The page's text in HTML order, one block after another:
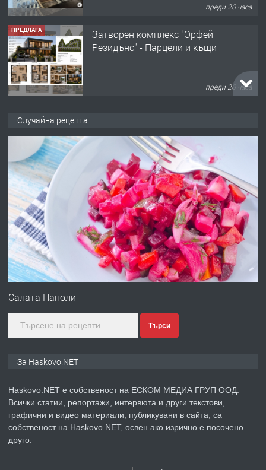
преди 20 часа
ПРЕДЛАГА
Затворен комплекс "Орфей
Резидънс" - Парцели и къщи
преди 20 часа
537 426
преди 20 часа
ПРЕДЛАГА
Давам обзаведено жилище за жена
без брокери 0889 537 426
преди 20 часа
ПРЕДЛАГА Под НАЕМ двустаен Орфей
преди 3 дни
ПРЕДЛАГА
🔑 ОБЗАВЕДЕНА ГАРСОНИЕРА ПОД
Случайна рецепта
Салата Наполи
Търси
За Haskovo.NET
Haskovo.NET е собственост на ЕСКОМ МЕДИА ГРУП ООД.
Всички статии, репортажи, интервюта и други текстови,
графични и видео материали, публикувани в сайта, са
собственост на Haskovo.NET, освен ако изрично е посочено
друго.